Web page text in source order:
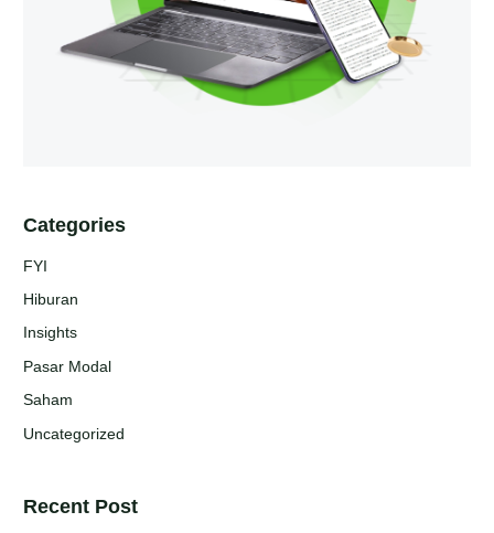
Categories
FYI
Hiburan
Insights
Pasar Modal
Saham
Uncategorized
Recent Post